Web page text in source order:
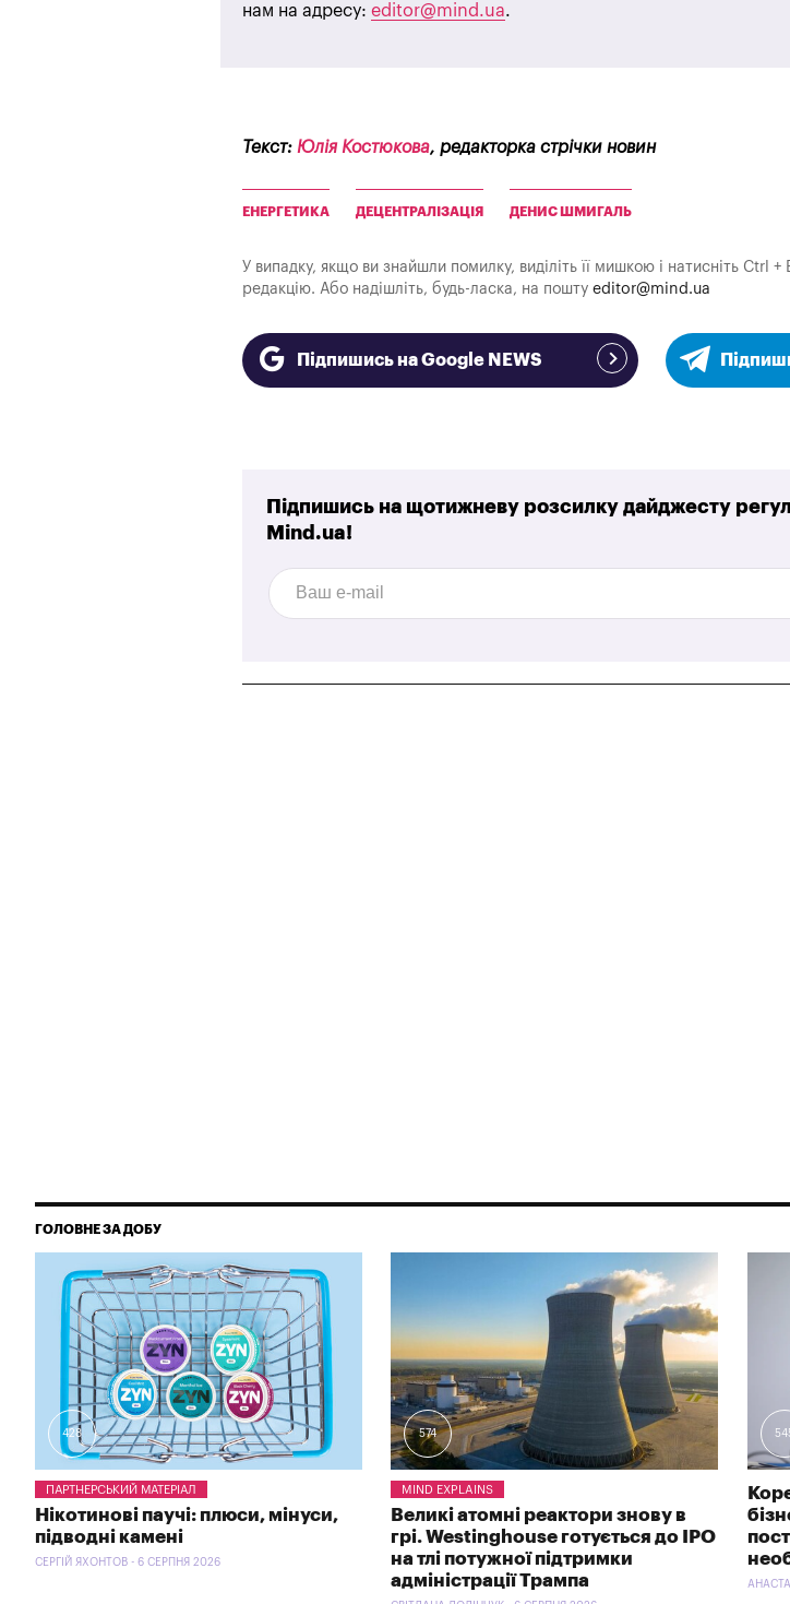
нам на адресу: editor@mind.ua.
Текст: Юлія Костюкова, редакторка стрічки новин
ЕНЕРГЕТИКА ДЕЦЕНТРАЛІЗАЦІЯ ДЕНИС ШМИГАЛЬ
У випадку, якщо ви знайшли помилку, виділіть її мишкою і натисніть Ctrl
редакцію. Або надішліть, будь-ласка, на пошту editor@mind.ua
Підпишись на Google NEWS
Підпишись на щотижневу розсилку дайджесту
Mind.ua!
ГОЛОВНЕ ЗА ДОБУ
428
ПАРТНЕРСЬКИЙ МАТЕРІАЛ
Нікотинові паучі: плюси, мінуси,
підводні камені
СЕРГІЙ ЯХОНТОВ - 6 СЕРПНЯ 2026
574
MIND EXPLAINS
Великі атомні реактори знову в
грі. Westinghouse готується до IPO
на тлі потужної підтримки
адміністрації Трампа